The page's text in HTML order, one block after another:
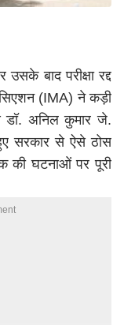
बाद परीक्षा रद्द
(IMA) ने कड़ी
डॉ. अनिल कुमार जे.
सरकार से ऐसे ठोस
की घटनाओं पर पूरी